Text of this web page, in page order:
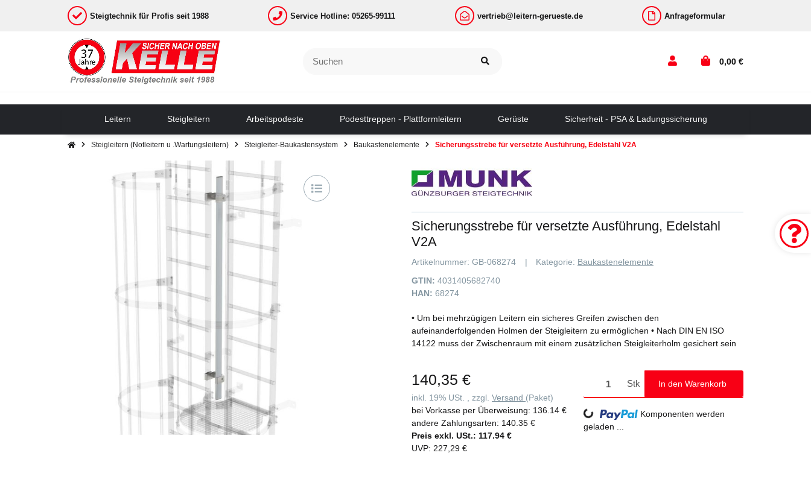
Steigtechnik für Profis seit 1988 Service Hotline: 05265-99111 vertrieb@leitern-gerueste.de Anfrageformular
0,00 €
Leitern Steigleitern Arbeitspodeste Podesttreppen - Plattformleitern Gerüste Sicherheit - PSA & Ladungssicherung
Steigleitern (Notleitern u .Wartungsleitern) Steigleiter-Baukastensystem Baukastenelemente Sicherungsstrebe für versetzte Ausführung, Edelstahl V2A
Sicherungsstrebe für versetzte Ausführung, Edelstahl
V2A
Artikelnummer: GB-068274 Kategorie: Baukastenelemente
GTIN: 4031405682740
HAN: 68274
• Um bei mehrzügigen Leitern ein sicheres Greifen zwischen den
aufeinanderfolgenden Holmen der Steigleitern zu ermöglichen • Nach DIN EN ISO
14122 muss der Zwischenraum mit einem zusätzlichen Steigleiterholm gesichert sein
140,35 €
inkl. 19% USt. , zzgl. Versand (Paket)
bei Vorkasse per Überweisung: 136.14 €
andere Zahlungsarten: 140.35 €
Preis exkl. USt.: 117.94 €
UVP: 227,29 €
Stk In den Warenkorb
Loading...
Komponenten werden
geladen ...